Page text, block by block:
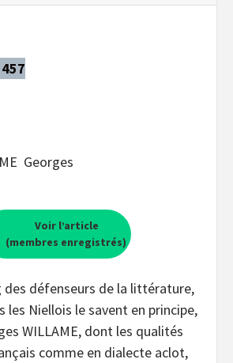
Georges
Voir l’article
(membres enregistrés)
des défenseurs de la littérature,
les Niellois le savent en principe,
WILLAME, dont les qualités
comme en dialecte aclot,